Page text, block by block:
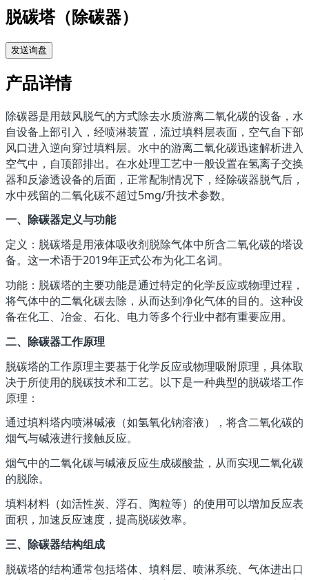
脱碳塔（除碳器）
发送询盘
产品详情
除碳器是用鼓风脱气的方式除去水质游离二氧化碳的设备，水
自设备上部引入，经喷淋装置，流过填料层表面，空气自下部
风口进入逆向穿过填料层。水中的游离二氧化碳迅速解析进入
空气中，自顶部排出。在水处理工艺中一般设置在氢离子交换
器和反渗透设备的后面，正常配制情况下，经除碳器脱气后，
水中残留的二氧化碳不超过5mg/升技术参数。
一、除碳器定义与功能
定义：脱碳塔是用液体吸收剂脱除气体中所含二氧化碳的塔设
备。这一术语于2019年正式公布为化工名词。
功能：脱碳塔的主要功能是通过特定的化学反应或物理过程，
将气体中的二氧化碳去除，从而达到净化气体的目的。这种设
备在化工、冶金、石化、电力等多个行业中都有重要应用。
二、除碳器工作原理
脱碳塔的工作原理主要基于化学反应或物理吸附原理，具体取
决于所使用的脱碳技术和工艺。以下是一种典型的脱碳塔工作
原理：
通过填料塔内喷淋碱液（如氢氧化钠溶液），将含二氧化碳的
烟气与碱液进行接触反应。
烟气中的二氧化碳与碱液反应生成碳酸盐，从而实现二氧化碳
的脱除。
填料材料（如活性炭、浮石、陶粒等）的使用可以增加反应表
面积，加速反应速度，提高脱碳效率。
三、除碳器结构组成
脱碳塔的结构通常包括塔体、填料层、喷淋系统、气体进出口